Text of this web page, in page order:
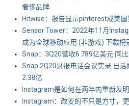
奢侈品牌
Hitwise：报告显示pinterest成美
Sensor Tower：2022年11月
成为全球移动应用 (非游戏) 下载榜
Snap：3Q20营收6.789亿美元 同
Snap:2Q20财报电话会议实录 日
2.38亿
Instagram是如何在两年内重新发
Instagram：改变的不只是方寸，